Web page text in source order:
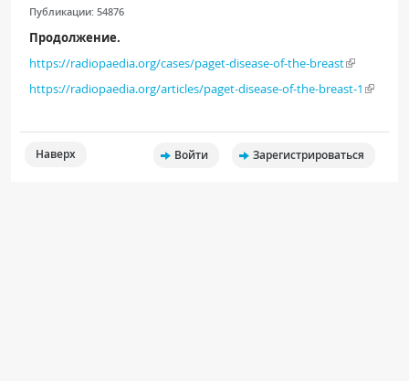
Публикации: 54876
Продолжение.
https://radiopaedia.org/cases/paget-disease-of-the-breast
https://radiopaedia.org/articles/paget-disease-of-the-breast-1
Наверх Войти Зарегистрироваться